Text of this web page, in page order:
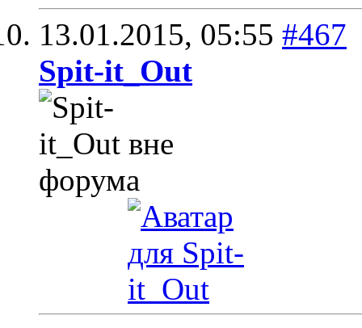
13.01.2015, 05:55 #467
Spit-it_Out